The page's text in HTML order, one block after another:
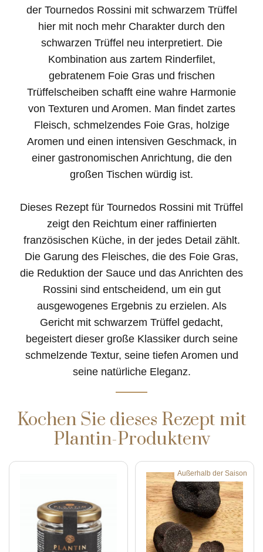
der Tournedos Rossini mit schwarzem Trüffel
hier mit noch mehr Charakter durch den
schwarzen Trüffel neu interpretiert. Die
Kombination aus zartem Rinderfilet,
gebratenem Foie Gras und frischen
Trüffelscheiben schafft eine wahre Harmonie
von Texturen und Aromen. Man findet zartes
Fleisch, schmelzendes Foie Gras, holzige
Aromen und einen intensiven Geschmack, in
einer gastronomischen Anrichtung, die den
großen Tischen würdig ist.
Dieses Rezept für Tournedos Rossini mit Trüffel
zeigt den Reichtum einer raffinierten
französischen Küche, in der jedes Detail zählt.
Die Garung des Fleisches, die des Foie Gras,
die Reduktion der Sauce und das Anrichten des
Rossini sind entscheidend, um ein gut
ausgewogenes Ergebnis zu erzielen. Als
Gericht mit schwarzem Trüffel gedacht,
begeistert dieser große Klassiker durch seine
schmelzende Textur, seine tiefen Aromen und
seine natürliche Eleganz.
Kochen Sie dieses Rezept mit
Plantin-Produktenv
Außerhalb der Saison